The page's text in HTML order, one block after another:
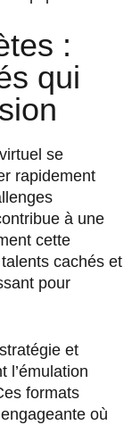
:
qui
se
rapidement
à une
cette
cachés et
pour
et
l’émulation
formats
où